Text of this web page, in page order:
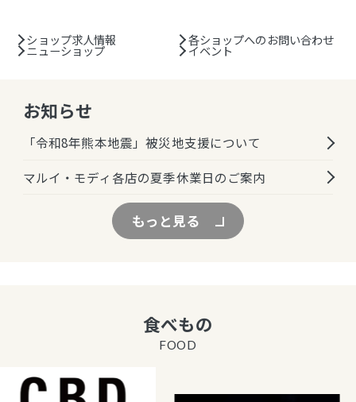
ショップ求人情報 各ショップへのお問い合わせ
ニューショップ イベント
お知らせ
「令和8年熊本地震」被災地支援について
マルイ・モディ各店の夏季休業日のご案内
もっと見る
食べもの
FOOD